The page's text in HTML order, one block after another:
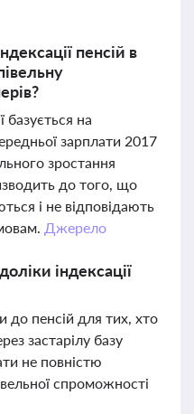
пенсій в
базується на
зарплати 2017
зростання
до того, що
і не відповідають
Джерело
індексації
до пенсій для тих, хто
застарілу базу
не повністю
спроможності